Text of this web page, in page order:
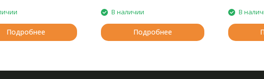
Подробнее
В наличии
Подробнее
В